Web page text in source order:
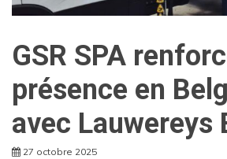
GSR SPA
présence en
avec Lauwereys
27 octobre 2025